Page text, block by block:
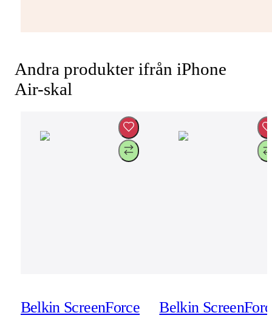
Andra produkter ifrån iPhone
Air-skal
Belkin ScreenForce
Belkin